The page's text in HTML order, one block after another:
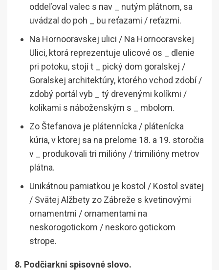
oddeľoval valec s nav _ nutým plátnom, sa
uvádzal do poh _ bu reťazami / reťazmi.
Na Hornooravskej ulici / Na Hornooravskej
Ulici, ktorá reprezentuje ulicové os _ dlenie
pri potoku, stojí t _ pický dom goralskej /
Goralskej architektúry, ktorého vchod zdobí /
zdobý portál vyb _ tý drevenými kolíkmi /
kolíkami s náboženským s _ mbolom.
Zo Štefanova je plátennícka / plátenícka
kúria, v ktorej sa na prelome 18. a 19. storočia
v _ produkovali tri milióny / trimilióny metrov
plátna.
Unikátnou pamiatkou je kostol / Kostol svätej
/ Svätej Alžbety zo Zábreže s kvetinovými
ornamentmi / ornamentami na
neskorogotickom / neskoro gotickom
strope.
8. Podčiarkni spisovné slovo.